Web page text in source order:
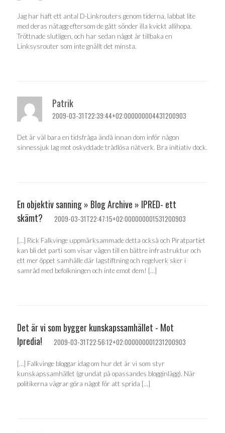
Jag har haft ett antal D-Linkrouters genom tiderna, labbat lite
med deras nätagg eftersom de gått sönder illa kvickt allihopa.
Tröttnade slutligen, och har sedan något år tillbaka en
Linksysrouter som inte gnällt det minsta.
Patrik
2009-03-31T22:39:44+02:000000004431200903
Det är väl bara en tidsfråga ändå innan dom inför någon
sinnessjuk lag mot oskyddade trådlösa nätverk. Bra initiativ dock.
En objektiv sanning » Blog Archive » IPRED- ett
skämt?
2009-03-31T22:47:15+02:000000001531200903
[…] Rick Falkvinge uppmärksammade detta också och Piratpartiet
kan bli det parti som visar vägen till en bättre infrastruktur och
ett mer öppet samhälle där lagstiftning och regelverk sker i
samråd med befolkningen och inte emot dem! […]
Det är vi som bygger kunskapssamhället - Mot
Ipredia!
2009-03-31T22:56:12+02:000000001231200903
[…] Falkvinge bloggar idag om hur det är vi som styr
kunskapssamhället (grundat på opassandes blogginlägg). När
politikerna vägrar göra något för att sprida […]